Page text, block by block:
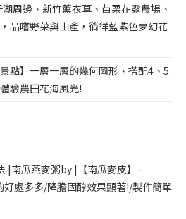
湖周邊、新竹薰衣草、苗栗花露農場、
品嚐野菜與山產，徜徉藍紫色夢幻花
點】一層一層的幾何圖形、搭配4、5
驗農田花海風光!
|南瓜燕麥粥by |【南瓜麥皮】 -
好處多多/降膽固醇效果顯著!/製作簡單